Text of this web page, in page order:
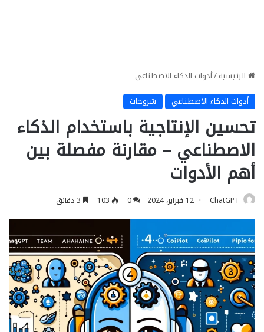
الرئيسية/أدوات الذكاء الاصطناعي
أدوات الذكاء الاصطناعي
شروحات
تحسين الإنتاجية باستخدام الذكاء
الاصطناعي – مقارنة مفصلة بين
أهم الأدوات
ChatGPT 12 فبراير، 2024 0
103